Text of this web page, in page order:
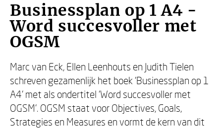
Businessplan op 1 A4 -
Word succesvoller met
OGSM
Marc van Eck, Ellen Leenhouts en Judith Tielen
schreven gezamenlijk het boek 'Businessplan op 1
A4' met als ondertitel 'Word succesvoller met
OGSM'. OGSM staat voor Objectives, Goals,
Strategies en Measures en vormt de kern van dit